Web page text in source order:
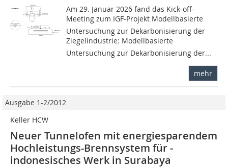
Am 29. Januar 2026 fand das Kick-off-
Meeting zum IGF-Projekt Modellbasierte
Untersuchung zur Dekarbonisierung der
Ziegelindustrie: Modellbasierte
Untersuchung zur Dekarbonisierung der...
mehr
Ausgabe 1-2/2012
Keller HCW
Neuer Tunnelofen mit energiesparendem
Hochleistungs-Brennsystem für ­
indonesisches Werk in Surabaya